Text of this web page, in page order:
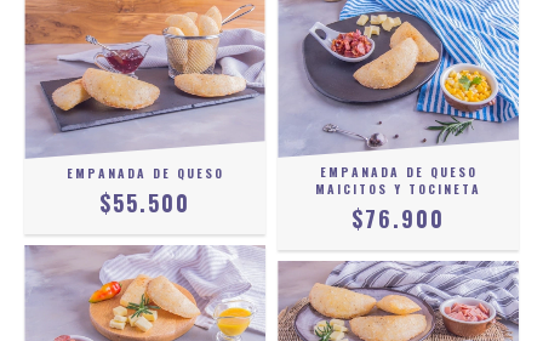
EMPANADA DE QUESO
$55.500
EMPANADA DE QUESO
MAICITOS Y TOCINETA
$76.900